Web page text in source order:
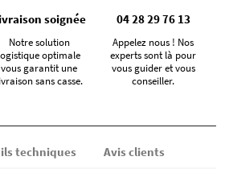
soignée
Notre solution
optimale
vous garantit une
sans casse.
04 28 29 76 13
Appelez nous ! Nos
experts sont là pour
vous guider et vous
conseiller.
techniques Avis clients